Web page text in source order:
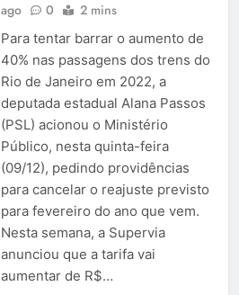
ago
0 2 mins
Para tentar barrar o aumento de
40% nas passagens dos trens do
Rio de Janeiro em 2022, a
deputada estadual Alana Passos
(PSL) acionou o Ministério
Público, nesta quinta-feira
(09/12), pedindo providências
para cancelar o reajuste previsto
para fevereiro do ano que vem.
Nesta semana, a Supervia
anunciou que a tarifa vai
aumentar de R$…